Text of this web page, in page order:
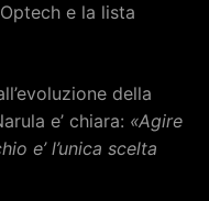
e la lista
della
e’ chiara: «Agire
e’ l’unica scelta